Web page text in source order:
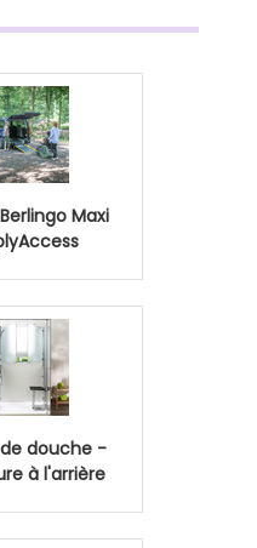
Maxi
douche -
à l'arrière